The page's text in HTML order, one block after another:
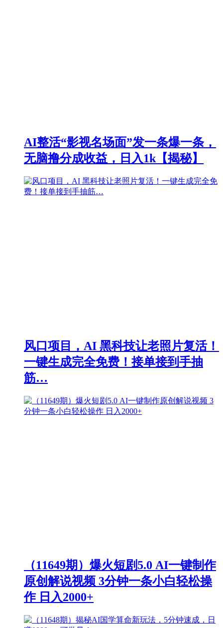
AI整活“影视名场面”发一条爆一条，
无脑撸分成收益，日入1k【揭秘】
风口项目，AI 黑科技让老照片复活！
一键生成完全免费！接单接到手抽
筋…
（11649期）爆火短剧5.0 AI一键制作
原创解说视频 3分钟一条小白轻松操
作 日入2000+